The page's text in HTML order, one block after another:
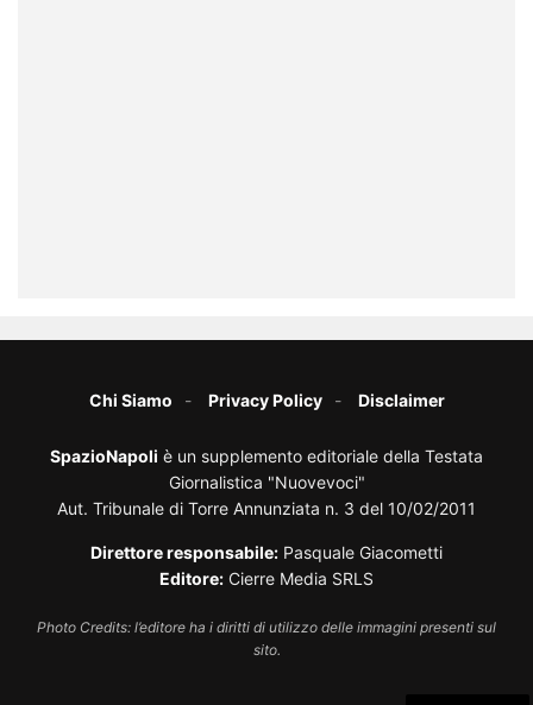
Chi Siamo Privacy Policy Disclaimer
SpazioNapoli è un supplemento editoriale della Testata
Giornalistica "Nuovevoci"
Aut. Tribunale di Torre Annunziata n. 3 del 10/02/2011
Direttore responsabile: Pasquale Giacometti
Editore: Cierre Media SRLS
Photo Credits: l’editore ha i diritti di utilizzo delle immagini presenti sul
sito.